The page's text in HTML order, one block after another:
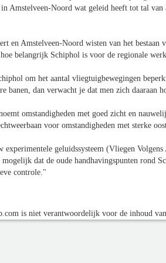
Amstelveen-Noord wat geleid heeft tot tal van
en Amstelveen-Noord wisten van het
belangrijk Schiphol is voor de regionale
om het aantal vliegtuigbewegingen
banen, dan verwacht je dat men zich daaraan
omstandigheden met goed zicht en
voor omstandigheden met sterke
geluidssysteem (Vliegen
mogelijk dat de oude handhavingspunten rond
controle."
is niet verantwoordelijk voor de inhoud